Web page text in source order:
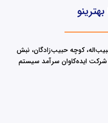
کوچه حبیب‌زادگان، نبش